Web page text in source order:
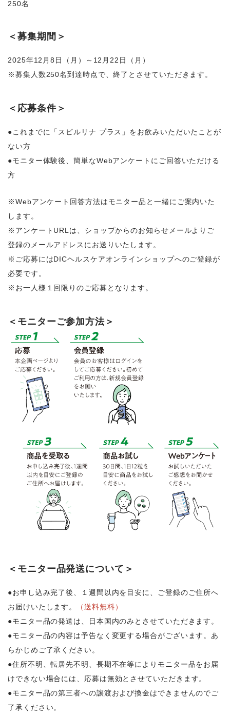
250名
＜募集期間＞
2025年12月8日（月）～12月22日（月）
※募集人数250名到達時点で、終了とさせていただきます。
＜応募条件＞
●これまでに「スピルリナ プラス」をお飲みいただいたことが
ない方
●モニター体験後、簡単なWebアンケートにご回答いただける
方
※Webアンケート回答方法はモニター品と一緒にご案内いた
します。
※アンケートURLは、ショップからのお知らせメールよりご
登録のメールアドレスにお送りいたします。
※ご応募にはDICヘルスケアオンラインショップへのご登録が
必要です。
※お一人様１回限りのご応募となります。
＜モニターご参加方法＞
＜モニター品発送について＞
●お申し込み完了後、１週間以内を目安に、ご登録のご住所へ
お届けいたします。
（送料無料）
●モニター品の発送は、日本国内のみとさせていただきます。
●モニター品の内容は予告なく変更する場合がございます。あ
らかじめご了承ください。
●住所不明、転居先不明、長期不在等によりモニター品をお届
けできない場合には、応募は無効とさせていただきます。
●モニター品の第三者への譲渡および換金はできませんのでご
了承ください。